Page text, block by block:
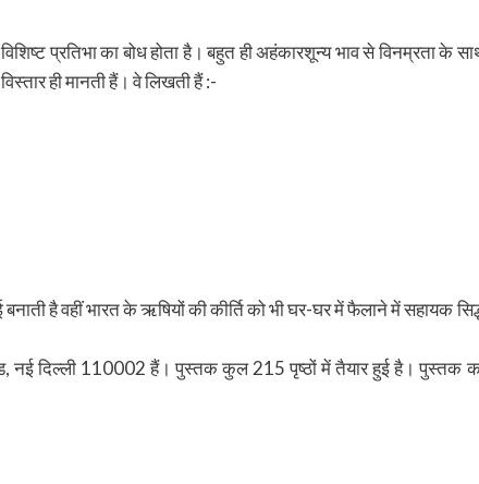
प्रतिभा का बोध होता है। बहुत ही अहंकारशून्य भाव से विनम्रता के
ही मानती हैं। वे लिखती हैं :-
है वहीं भारत के ऋषियों की कीर्ति को भी घर-घर में फैलाने में सहायक
दिल्ली 110002 हैं। पुस्तक कुल 215 पृष्ठों में तैयार हुई है। पुस्तक